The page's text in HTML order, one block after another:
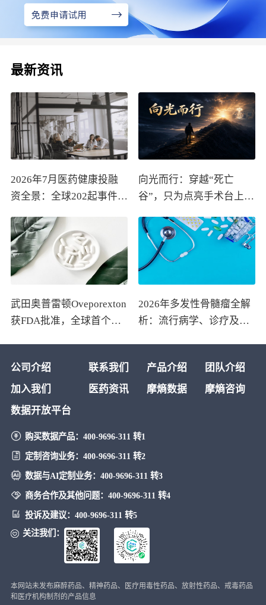
最新资讯
2026年7月医药健康投融
资全景：全球202起事件、
药研发双赛道吸金564亿
向光而行：穿越“死亡
谷”，只为点亮手术台上的
武田奥普雷顿Oveporexton
获FDA批准，全球首个靶
2026年多发性骨髓瘤全解
析：流行病学、诊疗及医
公司介绍 联系我们 产品介绍
团队介绍
加入我们
医药资讯 摩熵数据
摩熵咨询
数据开放平台
购买数据产品： 400-9696-311 转1
定制咨询业务： 400-9696-311 转2
数据与AI定制业务： 400-9696-311 转3
商务合作及其他问题： 400-9696-311 转4
投诉及建议： 400-9696-311 转5
关注我们：
本网站未发布麻醉药品、精神药品、医疗用毒性药品、放射性药品、戒毒药品
和医疗机构制剂的产品信息